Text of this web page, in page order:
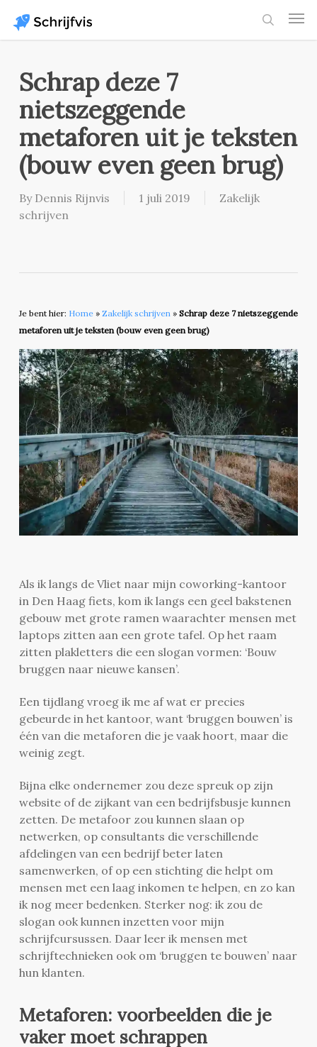
main
Schrap deze 7
nietszeggende
metaforen uit je teksten
(bouw even geen brug)
By Dennis Rijnvis 1 juli 2019
Zakelijk
schrijven
Je bent hier: Home» Zakelijk schrijven» Schrap deze 7 nietszeggende
metaforen uit je teksten (bouw even geen brug)
Als ik langs de Vliet naar mijn coworking-kantoor
in Den Haag fiets, kom ik langs een geel bakstenen
gebouw met grote ramen waarachter mensen met
laptops zitten aan een grote tafel. Op het raam
zitten plakletters die een slogan vormen: ‘Bouw
bruggen naar nieuwe kansen’.
Een tijdlang vroeg ik me af wat er precies
gebeurde in het kantoor, want ‘bruggen bouwen’ is
één van die metaforen die je vaak hoort, maar die
weinig zegt.
Bijna elke ondernemer zou deze spreuk op zijn
website of de zijkant van een bedrijfsbusje kunnen
zetten. De metafoorzou kunnen slaan op
netwerken, op consultants die verschillende
afdelingen van een bedrijf beter laten
samenwerken, of op een stichting die helpt om
mensen met een laag inkomen te helpen, en zo kan
ik nog meer bedenken. Sterker nog: ik zou de
slogan ook kunnen inzetten voor mijn
schrijfcursussen. Daar leer ik mensen met
schrijftechnieken ook om ‘bruggen te bouwen’ naar
hun klanten.
Metaforen: voorbeelden die je
vaker moet schrappen